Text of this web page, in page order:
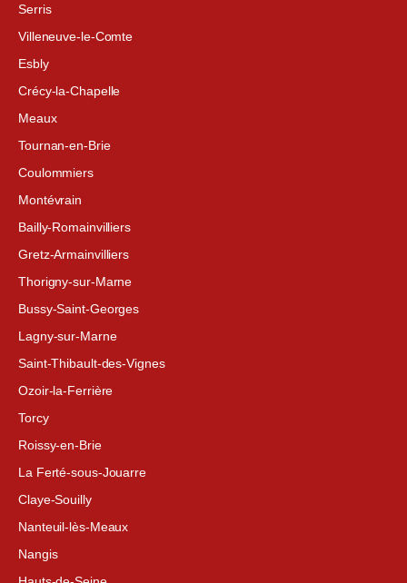
Serris
Villeneuve-le-Comte
Esbly
Crécy-la-Chapelle
Meaux
Tournan-en-Brie
Coulommiers
Montévrain
Bailly-Romainvilliers
Gretz-Armainvilliers
Thorigny-sur-Marne
Bussy-Saint-Georges
Lagny-sur-Marne
Saint-Thibault-des-Vignes
Ozoir-la-Ferrière
Torcy
Roissy-en-Brie
La Ferté-sous-Jouarre
Claye-Souilly
Nanteuil-lès-Meaux
Nangis